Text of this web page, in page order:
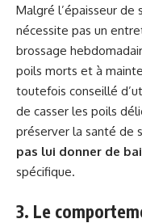
Malgré l’épaisseur de
nécessite pas un
brossage
poils morts et à
toutefois conseillé
de casser les poils
préserver la santé de
pas lui donner de
spécifique.
3. Le